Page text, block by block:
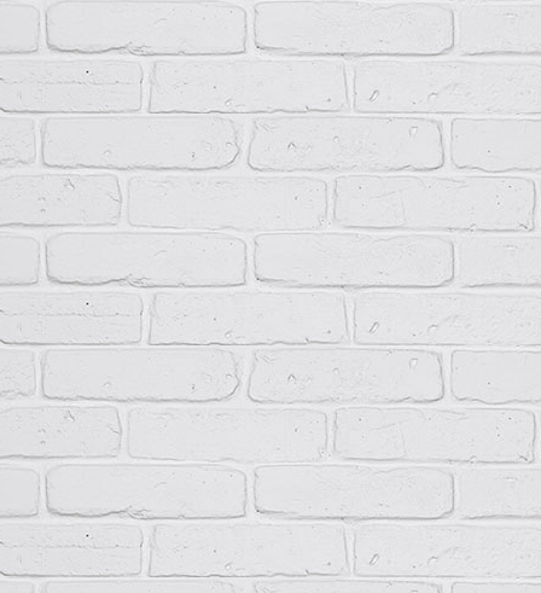
Формулировка заказа
При заказе ПР11 необходимо указать следующее:
Обозначение НКУ в соответствии с условным обозначением.
При необходимости следует указать технические
При необходимости указать климатическое исполнение и
Пример записи шкафа ПР11 при оформлении заказа
ПР11-3066-31У3 (6хC40А, 6хC32А, 3хВ16А, 9хС6А)
Низковольтное комплектное устройство серии ПР11 навесного
250 А и с 24 выводными однополюсными автоматическими
в шкафу с габаритами 1000х650х300 мм, степенью защиты IP31 и
Комплектность поставки
ПР11-ХХХХ-ХХХХ 1 шт.
Комплект ключей 1 компл.
Паспорт изделия
Комплект сертификатов (по запросу). 1 компл.